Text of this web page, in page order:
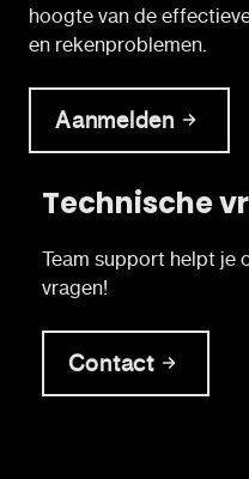
hoogte van de
en rekenproblemen.
Aanmelden
Technische
Team support helpt je
vragen!
Contact